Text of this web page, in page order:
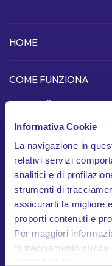
Informativa Cookie
La navigazione in
relativi servizi
analitici e di
strumenti di
assicurarti la migliore
proporti contenuti e
Per maggiori
di tracciamento clicca
HOME
COME FUNZIONA
Scopri l'app
Dispositivo telematico
In cosa siamo unici
Garanzie
Documenti
HELP
Contatti utili